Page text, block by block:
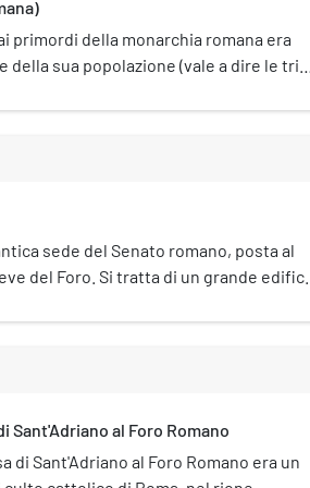
primordi della monarchia romana era
della sua popolazione (vale a dire le tribù
il luogo dove le tribù si
sede del Senato romano, posta al
del Foro. Si tratta di un grande edificio
Emilia) e il Comizio.
Sant'Adriano al Foro Romano
di Sant'Adriano al Foro Romano era un